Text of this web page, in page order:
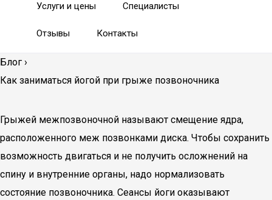
Услуги и цены Специалисты
Отзывы Контакты
Блог ›
Как заниматься йогой при грыже позвоночника
Грыжей межпозвоночной называют смещение ядра,
расположенного меж позвонками диска. Чтобы сохранить
возможность двигаться и не получить осложнений на
спину и внутренние органы, надо нормализовать
состояние позвоночника. Сеансы йоги оказывают